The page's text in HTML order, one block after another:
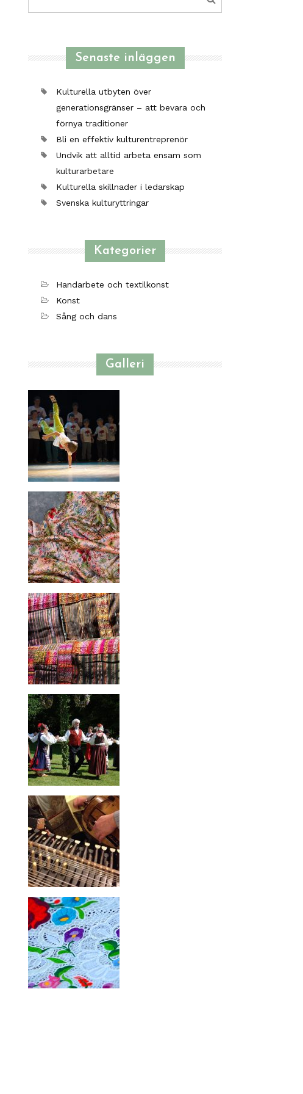
efter:
Senaste inläggen
Kulturella utbyten över
generationsgränser – att bevara och
förnya traditioner
Bli en effektiv kulturentreprenör
Undvik att alltid arbeta ensam som
kulturarbetare
Kulturella skillnader i ledarskap
Svenska kulturyttringar
Kategorier
Handarbete och textilkonst
Konst
Sång och dans
Galleri